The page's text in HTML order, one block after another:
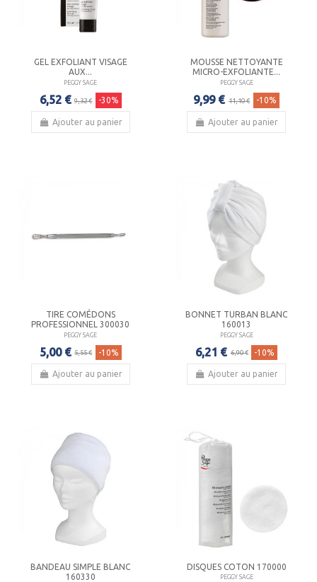
GEL EXFOLIANT VISAGE
AUX...
PEGGY SAGE
6,52 € 9,32 € -30%
Ajouter au panier
MOUSSE NETTOYANTE
MICRO-EXFOLIANTE...
PEGGY SAGE
9,99 € 11,10 € -10%
Ajouter au panier
TIRE COMÉDONS
PROFESSIONNEL 300030
PEGGY SAGE
5,00 € 5,55 € -10%
Ajouter au panier
BONNET TURBAN BLANC
160013
PEGGY SAGE
6,21 € 6,90 € -10%
Ajouter au panier
BANDEAU SIMPLE BLANC
160330
DISQUES COTON 170000
PEGGY SAGE